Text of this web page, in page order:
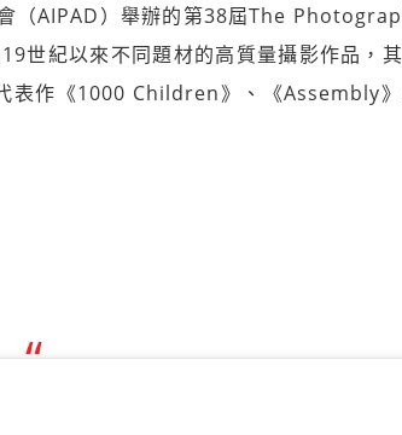
（AIPAD）舉辦的第38屆The
世紀以來不同題材的高質量攝影作品，
表作《1000 Children》、《Assembly